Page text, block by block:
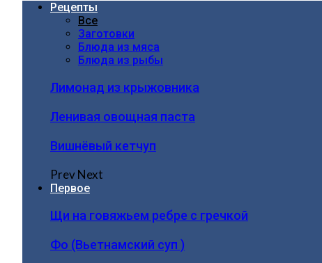
Рецепты
Все
Заготовки
Блюда из мяса
Блюда из рыбы
Лимонад из крыжовника
Ленивая овощная паста
Вишнёвый кетчуп
PrevNext
Первое
Щи на говяжьем ребре с гречкой
Фо (Вьетнамский суп )